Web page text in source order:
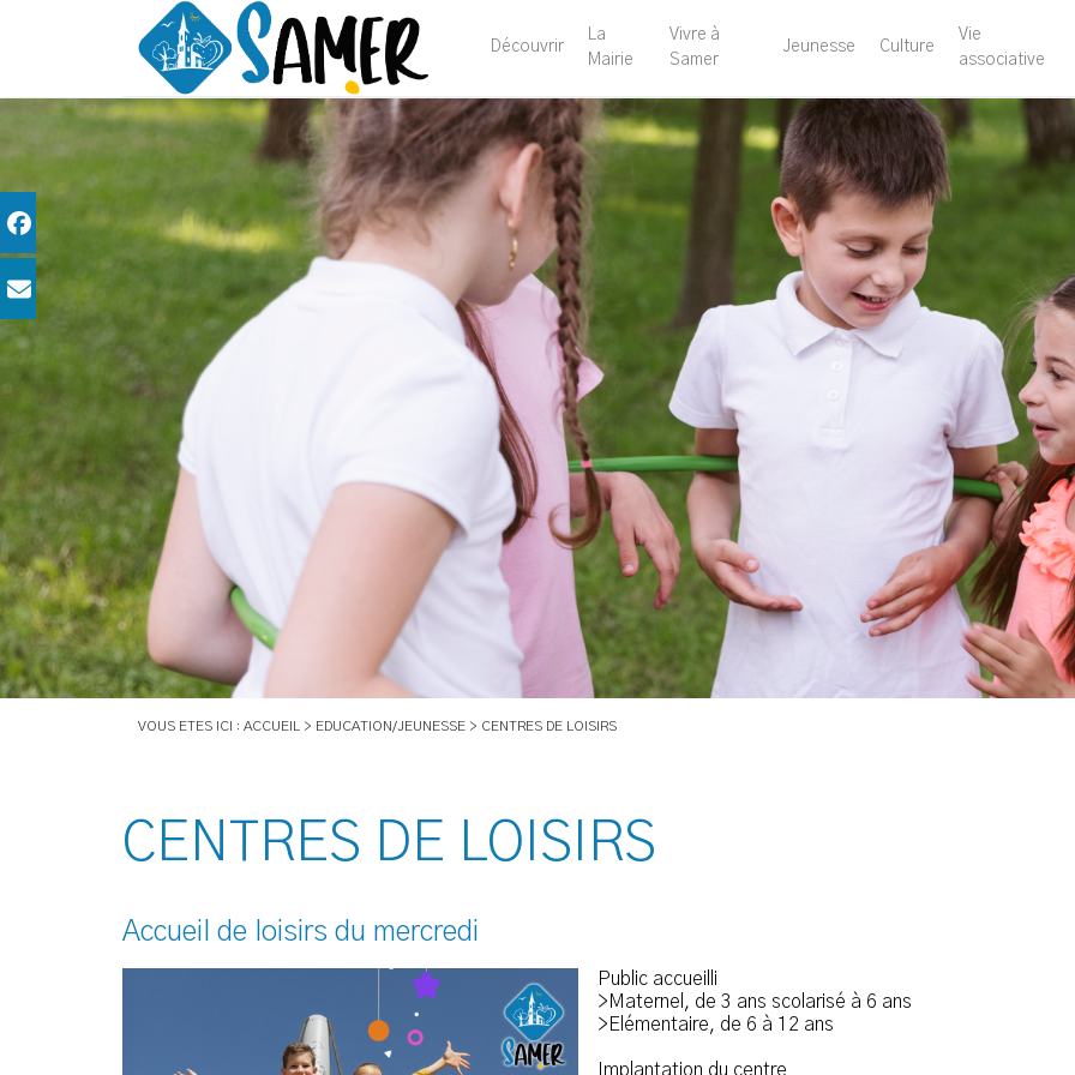
Découvrir
La
Mairie
Vivre à
Samer
Jeunesse Culture
Vie
associative
VOUS ETES ICI : ACCUEIL > EDUCATION/JEUNESSE > CENTRES DE LOISIRS
CENTRES DE LOISIRS
Accueil de loisirs du mercredi
Public accueilli
>Maternel, de 3 ans scolarisé à 6 ans
>Elémentaire, de 6 à 12 ans
Implantation du centre